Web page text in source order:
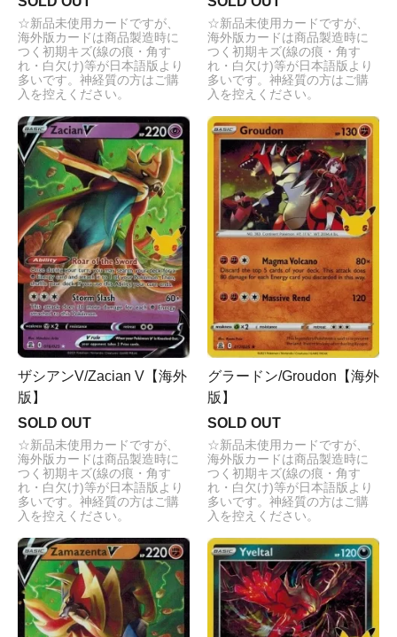
☆新品未使用カードですが、
海外版カードは商品製造時に
つく初期キズ(線の痕・角す
れ・白欠け)等が日本語版より
多いです。神経質の方はご購
入を控えください。
☆新品未使用カードですが、
海外版カードは商品製造時に
つく初期キズ(線の痕・角す
れ・白欠け)等が日本語版より
多いです。神経質の方はご購
入を控えください。
ザシアンV/Zacian V【海外
版】
SOLD OUT
☆新品未使用カードですが、
海外版カードは商品製造時に
つく初期キズ(線の痕・角す
れ・白欠け)等が日本語版より
多いです。神経質の方はご購
入を控えください。
グラードン/Groudon【海外
版】
SOLD OUT
☆新品未使用カードですが、
海外版カードは商品製造時に
つく初期キズ(線の痕・角す
れ・白欠け)等が日本語版より
多いです。神経質の方はご購
入を控えください。